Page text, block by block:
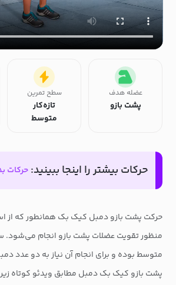
عضله هدف
پشت بازو
سطح تمرین
تازه‌کار
متوسط
حرکات بیشتر را اینجا ببینید: حرکات
حرکت پشت بازو دمبل کیک بک همانطور که از
منظور تقویت عضلات پشت بازو انجام
متوسط بوده و برای انجام آن نیاز به دو عدد
پشت بازو کیک بک دمبل مطابق ویدئو کوتاه